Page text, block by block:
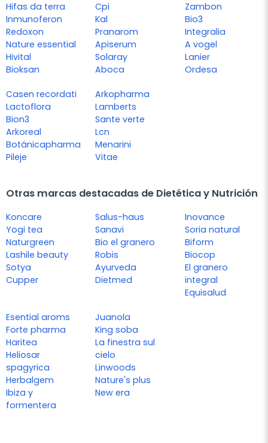
Hifas da terra
Inmunoferon
Redoxon
Nature essential
Hivital
Bioksan
Cpi
Kal
Pranarom
Apiserum
Solaray
Aboca
Zambon
Bio3
Integralia
A vogel
Lanier
Ordesa
Casen recordati
Lactoflora
Bion3
Arkoreal
Botánicapharma
Pileje
Arkopharma
Lamberts
Sante verte
Lcn
Menarini
Vitae
Otras marcas destacadas de Dietética y Nutrición
Koncare
Yogi tea
Naturgreen
Lashile beauty
Sotya
Cupper
Salus-haus
Sanavi
Bio el granero
Robis
Ayurveda
Dietmed
Inovance
Soria natural
Biform
Biocop
El granero
integral
Equisalud
Esential aroms
Forte pharma
Haritea
Heliosar
spagyrica
Herbalgem
Ibiza y
formentera
Juanola
King soba
La finestra sul
cielo
Linwoods
Nature's plus
New era